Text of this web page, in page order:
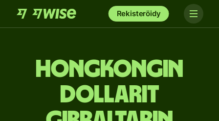
Rekisteröidy
Hongkongin
dollarit